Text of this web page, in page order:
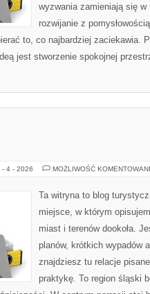
wyzwania zamieniają się w
rozwijanie z
to, co najbardziej zaciekawia.
jest stworzenie spokojnej
- 4 - 2026 MOŻLIWOŚĆ
Ta witryna to blog
miejsce, w którym
miast i terenów dookoła.
planów, krótkich wypadów
znajdziesz tu relacje
praktykę. To region śląski